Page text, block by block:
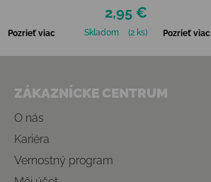
2,95 €
Pozrieť viac Skladom (2 ks) Pozrieť viac
ZÁKAZNÍCKE CENTRUM
O nás
Kariéra
Vernostný program